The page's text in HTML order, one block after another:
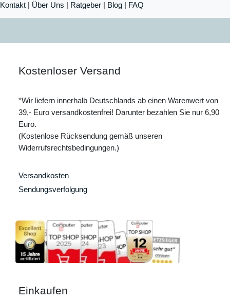
Kontakt | Über Uns | Ratgeber | Blog | FAQ
Kostenloser Versand
*Wir liefern innerhalb Deutschlands ab einen Warenwert von
39,- Euro versandkostenfrei! Darunter bezahlen Sie nur 6,90
Euro.
(Kostenlose Rücksendung gemäß unseren
Widerrufsrechtsbedingungen.)
Versandkosten
Sendungsverfolgung
Einkaufen